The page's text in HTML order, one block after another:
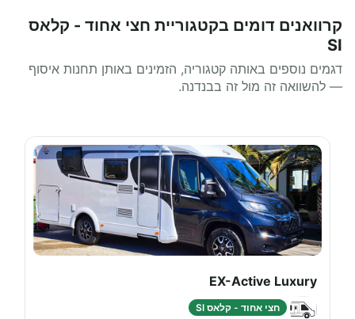
קרוואנים דומים בקטגוריית חצי אחוד - קלאס
SI
דגמים נוספים באותה קטגוריה, הזמינים באותן תחנות איסוף
— להשוואה זה מול זה בבנדנה.
EX-Active Luxury
חצי אחוד - קלאס SI